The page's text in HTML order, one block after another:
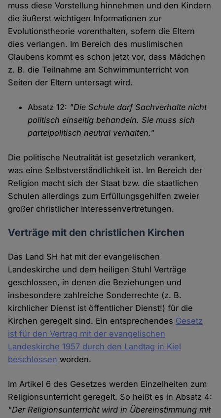
muss diese Vorstellung hinnehmen und den Kindern
die äußerst wichtigen Informationen zur
Evolutionstheorie vorenthalten, sofern die Eltern
dies verlangen. Im Bereich des muslimischen
Glaubens kommt es schon jetzt vor, dass Mädchen
z. B. die Teilnahme am Schwimmunterricht von
Seiten der Eltern untersagt wird.
Absatz 12: "Die Schule darf Sachverhalte nicht
politisch einseitig behandeln. Sie muss sich
parteipolitisch neutral verhalten."
Die politische Neutralität ist gesetzlich verankert,
was eine Selbstverständlichkeit ist. Im Bereich der
Religion macht sich der Staat bzw. die staatlichen
Schulen allerdings zum Erfüllungsgehilfen zweier
großer christlicher Interessenvertretungen.
Verträge mit den christlichen Kirchen
Das Land SH hat mit der evangelischen
Landeskirche und dem heiligen Stuhl Verträge
geschlossen, in denen die Beziehungen und
insbesondere zahlreiche Sonderrechte (z. B.
kirchlicher Dienst ist öffentlicher Dienst!) für die
Kirchen geregelt sind. Ein entsprechendes Gesetz
ist für den Vertrag mit der evangelischen
Landeskirche 1957 durch den Landtag in Kiel
beschlossen worden.
Im Artikel 6 des Gesetzes werden Einzelheiten zum
Religionsunterricht geregelt. So heißt es in Absatz 4:
"Der Religionsunterricht wird in Übereinstimmung mit